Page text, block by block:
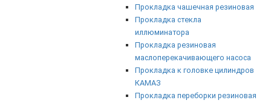
Прокладка чашечная резиновая
Прокладка стекла
иллюминатора
Прокладка резиновая
маслоперекачивающего насоса
Прокладка к головке цилиндров
КАМАЗ
Прокладка переборки резиновая